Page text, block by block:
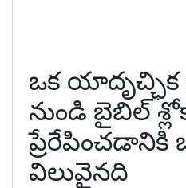
ఒక యాదృచ్ఛిక
నుండి బైబిల్
ప్రేరేపించడానికి
విలువైనది